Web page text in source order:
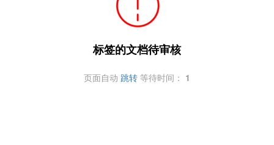
标签的文档待审核
页面自动 跳转 等待时间： 1